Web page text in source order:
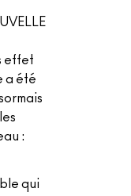
effet
a été
:
qui